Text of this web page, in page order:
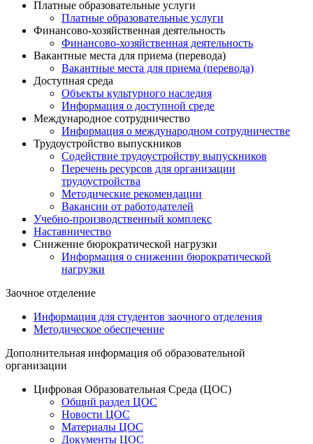
Платные образовательные услуги
Платные образовательные услуги
Финансово-хозяйственная деятельность
Финансово-хозяйственная деятельность
Вакантные места для приема (перевода)
Вакантные места для приема (перевода)
Доступная среда
Объекты культурного наследия
Информация о доступной среде
Международное сотрудничество
Информация о международном сотрудничестве
Трудоустройство выпускников
Содействие трудоустройству выпускников
Перечень ресурсов для организации
трудоустройства
Методические рекомендации
Вакансии от работодателей
Учебно-производственный комплекс
Наставничество
Снижение бюрократической нагрузки
Информация о снижении бюрократической
нагрузки
Заочное отделение
Информация для студентов заочного отделения
Методическое обеспечение
Дополнительная информация об образовательной
организации
Цифровая Образовательная Среда (ЦОС)
Общий раздел ЦОС
Новости ЦОС
Материалы ЦОС
Документы ЦОС